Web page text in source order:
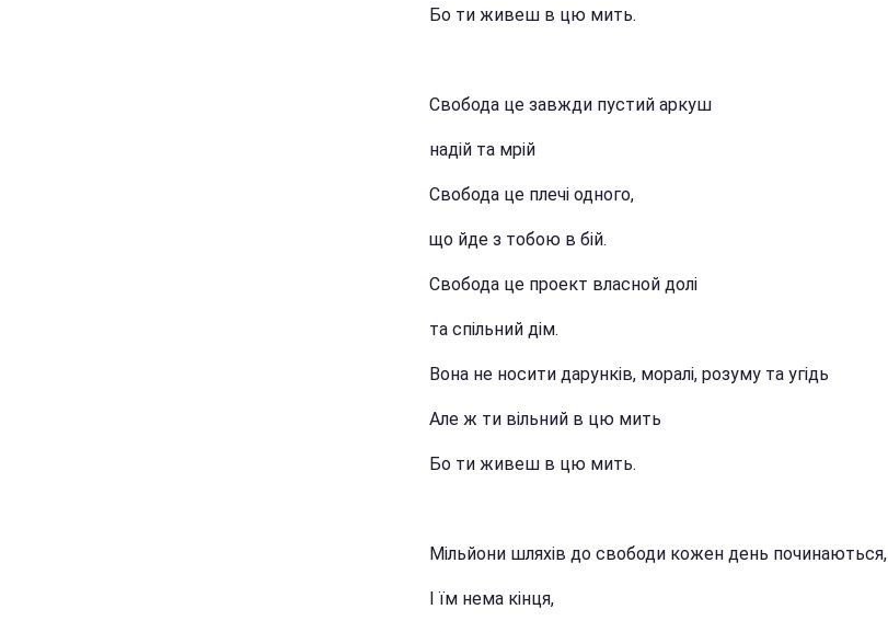
Бо ти живеш в цю мить.
Свобода це завжди пустий аркуш
надій та мрій
Свобода це плечі одного,
що йде з тобою в бій.
Свобода це проект власной долі
та спільний дім.
Вона не носити дарунків, моралі, розуму та угідь
Але ж ти вільний в цю мить
Бо ти живеш в цю мить.
Мільйони шляхів до свободи кожен день починаються,
І їм нема кінця,